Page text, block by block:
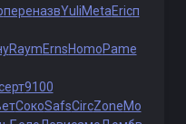
переназвYuliMetaEricп
RaymErnsHomoPame
9100
СокоSafsCircZoneMo